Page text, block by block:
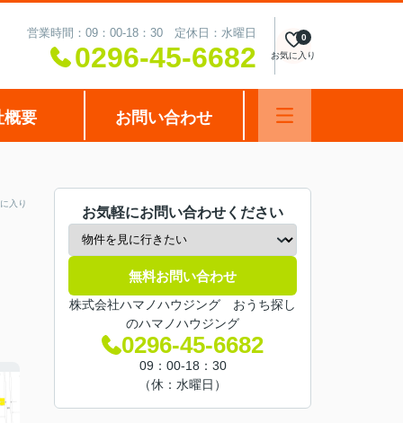
営業時間：09：00-18：30 定休日：水曜日
0296-45-6682 お気に入り
0
概要 お問い合わせ
入り
お気軽にお問い合わせください
無料お問い合わせ
株式会社ハマノハウジング おうち探し
のハマノハウジング
0296-45-6682
09：00-18：30
（休：水曜日）